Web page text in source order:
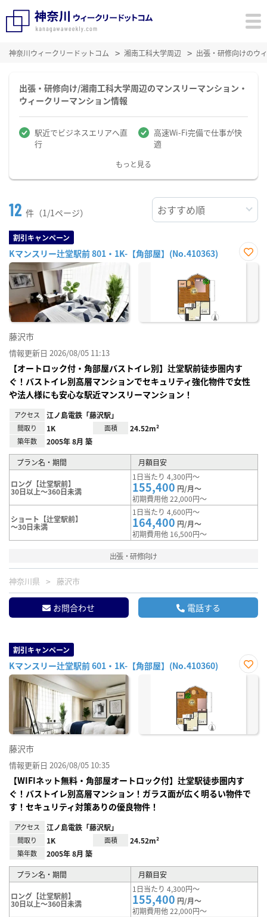
神奈川ウィークリードットコム 湘南工科大学周辺 出張・研修向けのウ
出張・研修向け/湘南工科大学周辺のマンスリーマンション・
ウィークリーマンション情報
駅近でビジネスエリアへ直
行
高速Wi-Fi完備で仕事が快
適
もっと見る
12 件（1/1ページ）
割引キャンペーン
Kマンスリー辻堂駅前 801・1K-【角部屋】(No.410363)
お気
藤沢市
情報更新日 2026/08/05 11:13
【オートロック付・角部屋バストイレ別】辻堂駅前徒歩圏内す
ぐ！バストイレ別高層マンションでセキュリティ強化物件で女性
や法人様にも安心な駅近マンスリーマンション！
アクセス 江ノ島電鉄「藤沢駅」
間取り 1K 面積 24.52m²
築年数 2005年 8月 築
プラン名・期間 月額目安
ロング【辻堂駅前】
30日以上～360日未満
1日当たり 4,300円～
155,400 円/月～
初期費用他 22,000円～
ショート【辻堂駅前】
～30日未満
1日当たり 4,600円～
164,400 円/月～
初期費用他 16,500円～
出張・研修向け
神奈川県 藤沢市
お問合わせ 電話する
割引キャンペーン
Kマンスリー辻堂駅前 601・1K-【角部屋】(No.410360)
お気
藤沢市
情報更新日 2026/08/05 10:35
【WIFIネット無料・角部屋オートロック付】辻堂駅徒歩圏内す
ぐ！バストイレ別高層マンション！ガラス面が広く明るい物件で
す！セキュリティ対策ありの優良物件！
アクセス 江ノ島電鉄「藤沢駅」
間取り 1K 面積 24.52m²
築年数 2005年 8月 築
プラン名・期間 月額目安
ロング【辻堂駅前】
30日以上～360日未満
1日当たり 4,300円～
155,400 円/月～
初期費用他 22,000円～